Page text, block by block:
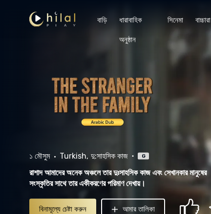
বাড়ি ধারাবাহিক
অনুষ্ঠান
সিনেমা বাচ্চারা
১ মৌসুম Turkish দু:সাহসিক কাজ G
রাশাদ আমাদের অনেক অঞ্চলে তার দুঃসাহসিক কাজ এবং সেখানকার মানুষের
সংস্কৃতির সাথে তার একীকরণের পরিমাণ দেখায়।
বিনামূল্যে চেষ্টা করুন আমার তালিকা